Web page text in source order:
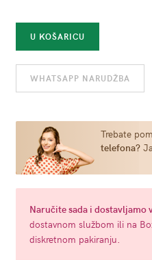
Kostim
školarka
Baci
No1
količina
U KOŠARICU
WHATSAPP NARUDŽBA
Trebate
telefona?
Naručitesadai dostavljamo
dostavnom službom ili na
diskretnom pakiranju.